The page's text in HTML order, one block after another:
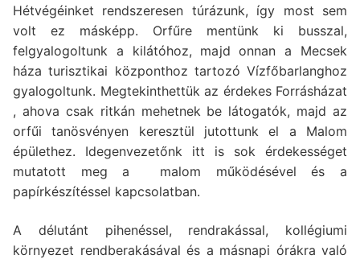
Hétvégéinket rendszeresen túrázunk, így most sem
volt ez másképp. Orfűre mentünk ki busszal,
felgyalogoltunk a kilátóhoz, majd onnan a Mecsek
háza turisztikai központhoz tartozó Vízfőbarlanghoz
gyalogoltunk. Megtekinthettük az érdekes Forrásházat
, ahova csak ritkán mehetnek be látogatók, majd az
orfűi tanösvényen keresztül jutottunk el a Malom
épülethez. Idegenvezetőnk itt is sok érdekességet
mutatott meg a malom működésével és a
papírkészítéssel kapcsolatban.
A délutánt pihenéssel, rendrakással, kollégiumi
környezet rendberakásával és a másnapi órákra való